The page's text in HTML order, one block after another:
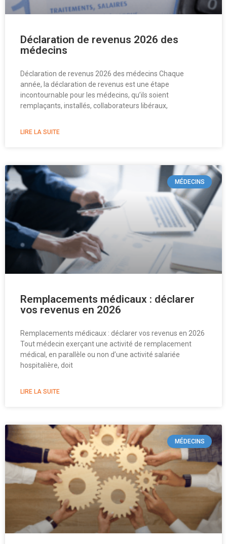
Déclaration de revenus 2026 des
médecins
Déclaration de revenus 2026 des médecins Chaque
année, la déclaration de revenus est une étape
incontournable pour les médecins, qu’ils soient
remplaçants, installés, collaborateurs libéraux,
LIRE LA SUITE
MÉDECINS
Remplacements médicaux : déclarer
vos revenus en 2026
Remplacements médicaux : déclarer vos revenus en 2026
Tout médecin exerçant une activité de remplacement
médical, en parallèle ou non d’une activité salariée
hospitalière, doit
LIRE LA SUITE
MÉDECINS